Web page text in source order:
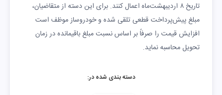
تاریخ ۸ اردیبهشت‌ماه اعمال کنند. برای این دسته از متقاضیان،
مبلغ پیش‌پرداخت قطعی تلقی شده و خودروساز موظف است
افزایش قیمت را صرفاً بر اساس نسبت مبلغ باقیمانده در زمان
تحویل محاسبه نماید.
دسته بندی شده در: